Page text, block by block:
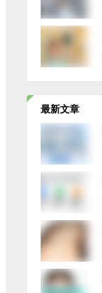
最新文章